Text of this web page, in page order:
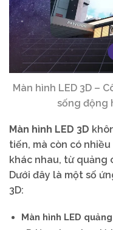
Màn hình LED 3D –
sống động
Màn hình LED 3D
tiến, mà còn có
khác nhau, từ quảng
Dưới đây là một số
3D:
Màn hình LED